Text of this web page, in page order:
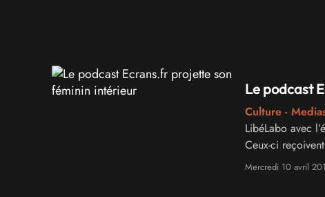
Le podcast
Culture -
LibéLabo avec
Ceux-ci
la communauté
Mercredi 10 avril